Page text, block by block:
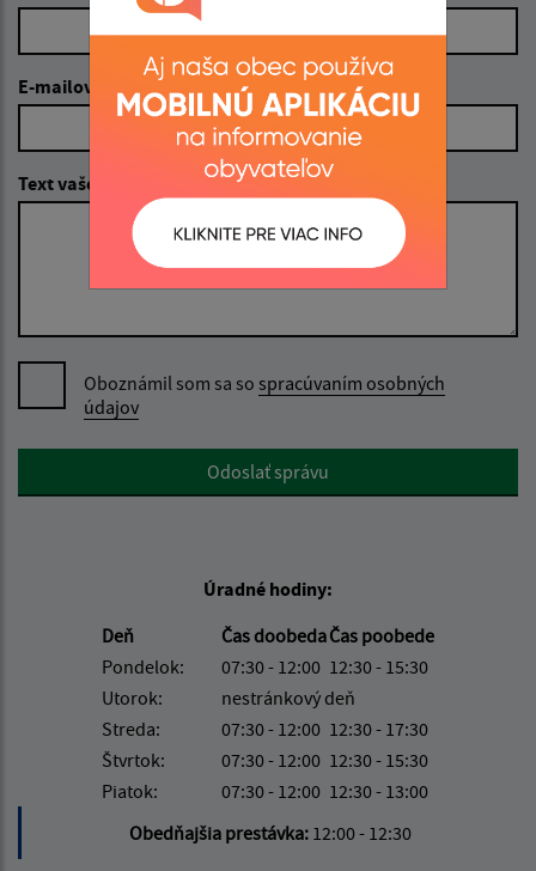
E-mailová adresa (povinné)
Text vašej správy (povinné)
Oboznámil som sa so spracúvaním osobných
údajov
Google reCaptcha ResponseOdoslať správu
Úradné hodiny:
Deň
Čas doobedaČas poobede
Pondelok:
07:30 - 12:00 12:30 - 15:30
Utorok:
nestránkový deň
Streda:
07:30 - 12:00 12:30 - 17:30
Štvrtok:
07:30 - 12:00 12:30 - 15:30
Piatok:
07:30 - 12:00 12:30 - 13:00
Obedňajšia prestávka: 12:00 - 12:30